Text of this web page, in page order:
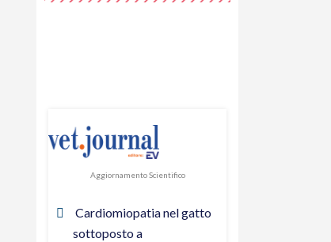
Aggiornamento Scientifico
Cardiomiopatia nel gatto
sottoposto a